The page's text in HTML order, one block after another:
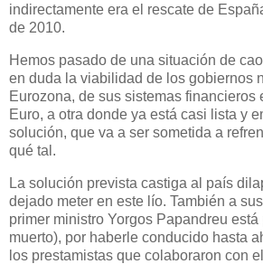
indirectamente era el rescate de
de 2010.
Hemos pasado de una situación de
en duda la viabilidad de los gobiernos
Eurozona, de sus sistemas financieros
Euro, a otra donde ya está casi lista y
solución, que va a ser sometida a
qué tal.
La solución prevista castiga al país
dejado meter en este lío. También a
primer ministro Yorgos Papandreu
muerto), por haberle conducido hasta
los prestamistas que colaboraron con